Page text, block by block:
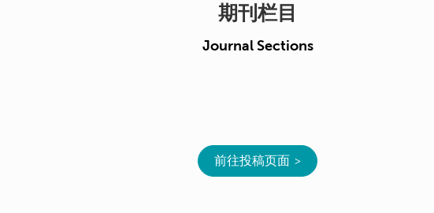
期刊栏目
Journal Sections
前往投稿页面